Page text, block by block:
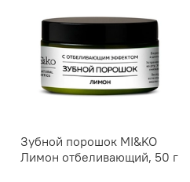
Зубной порошок MI&KO
Лимон отбеливающий, 50 г